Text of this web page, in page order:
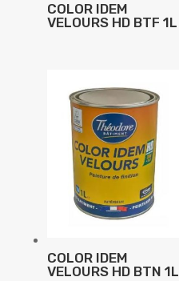
COLOR IDEM
VELOURS HD BTF 1L
COLOR IDEM
VELOURS HD BTN 1L